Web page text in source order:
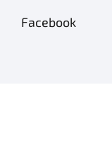
Facebook